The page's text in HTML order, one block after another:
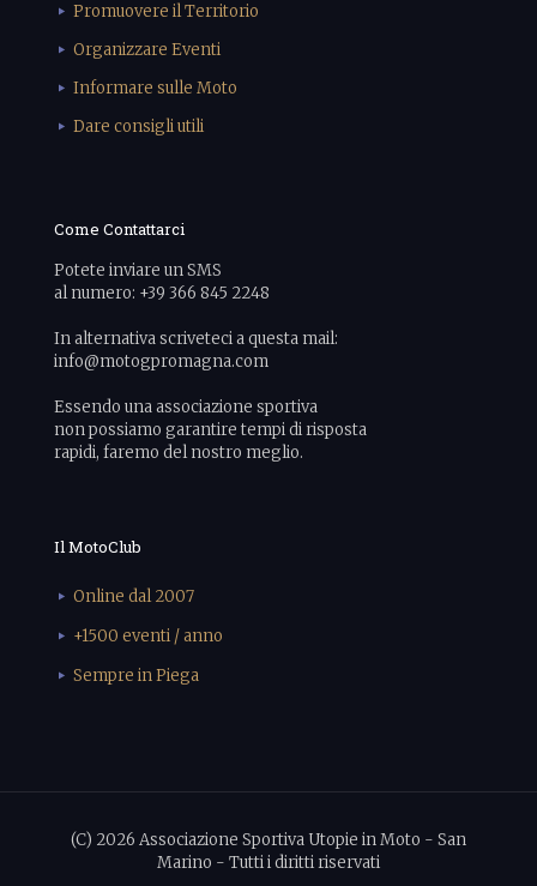
Promuovere il Territorio
Organizzare Eventi
Informare sulle Moto
Dare consigli utili
Come Contattarci
Potete inviare un SMS
al numero: +39 366 845 2248
In alternativa scriveteci a questa mail:
info@motogpromagna.com
Essendo una associazione sportiva
non possiamo garantire tempi di risposta
rapidi, faremo del nostro meglio.
Il MotoClub
Online dal 2007
+1500 eventi / anno
Sempre in Piega
(C) 2026 Associazione Sportiva Utopie in Moto - San
Marino - Tutti i diritti riservati